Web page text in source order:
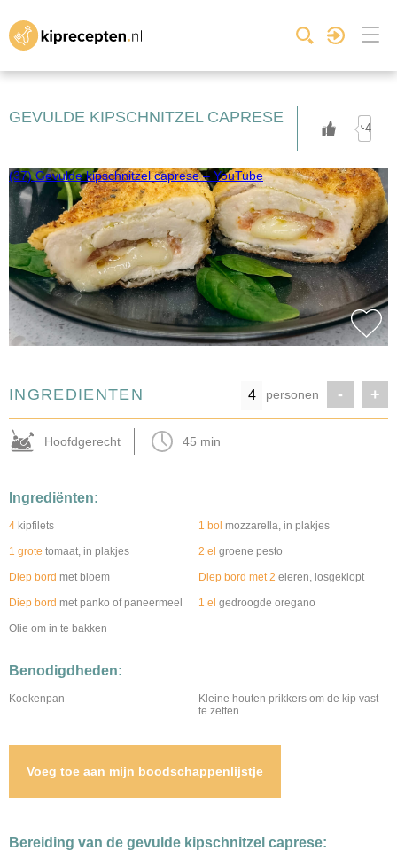
GEVULDE KIPSCHNITZEL CAPRESE
+4
(37) Gevulde kipschnitzel caprese – YouTube
INGREDIENTEN personen - +
Hoofdgerecht 45 min
Ingrediënten:
4 kipfilets 1 bol mozzarella, in plakjes
1 grote tomaat, in plakjes 2 el groene pesto
Diep bord met bloem Diep bord met 2 eieren, losgeklopt
Diep bord met panko of paneermeel 1 el gedroogde oregano
Olie om in te bakken
Benodigdheden:
Koekenpan
Kleine houten prikkers om de kip vast
te zetten
Voeg toe aan mijn boodschappenlijstje
Bereiding van de gevulde kipschnitzel caprese: